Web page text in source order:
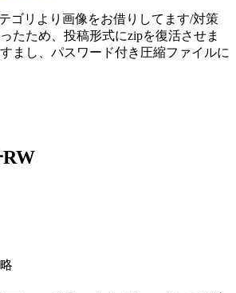
ゴリより画像をお借りしてます/対策
たため、投稿形式にzipを復活させま
まし、パスワード付き圧縮ファイルに